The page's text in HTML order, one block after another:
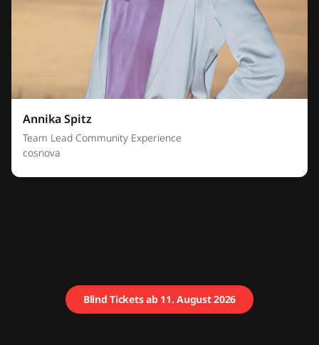
Annika Spitz
Team Lead Community Experience
cosnova
Blind Tickets ab 11. August 2026